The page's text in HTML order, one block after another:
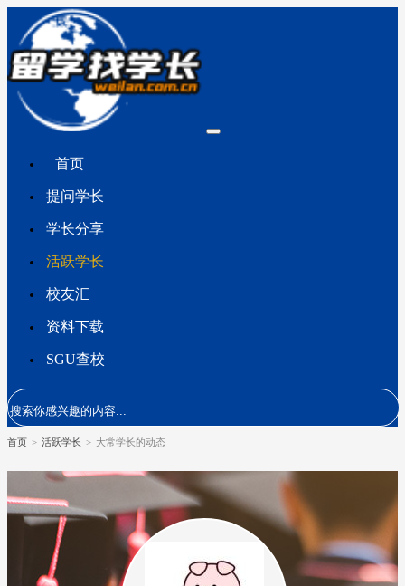
首页
提问学长
学长分享
活跃学长
校友汇
资料下载
SGU查校
首页 > 活跃学长 > 大常学长的动态